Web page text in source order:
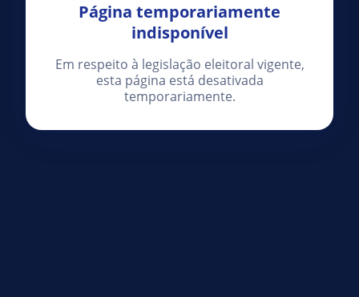
Página temporariamente
indisponível
Em respeito à legislação eleitoral vigente,
esta página está desativada
temporariamente.